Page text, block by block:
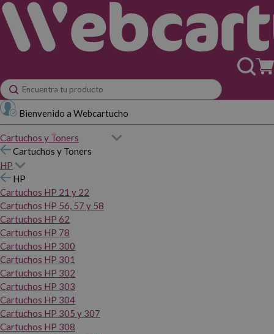
Bienvenido a Webcartucho
Cartuchos y Toners
Cartuchos y Toners
HP
HP
Cartuchos HP 21 y 22
Cartuchos HP 56, 57 y 58
Cartuchos HP 62
Cartuchos HP 78
Cartuchos HP 300
Cartuchos HP 301
Cartuchos HP 302
Cartuchos HP 303
Cartuchos HP 304
Cartuchos HP 305 y 307
Cartuchos HP 308